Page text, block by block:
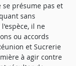
présume pas et
sans
il ne
ou accords
et Sucrerie
à agir contre